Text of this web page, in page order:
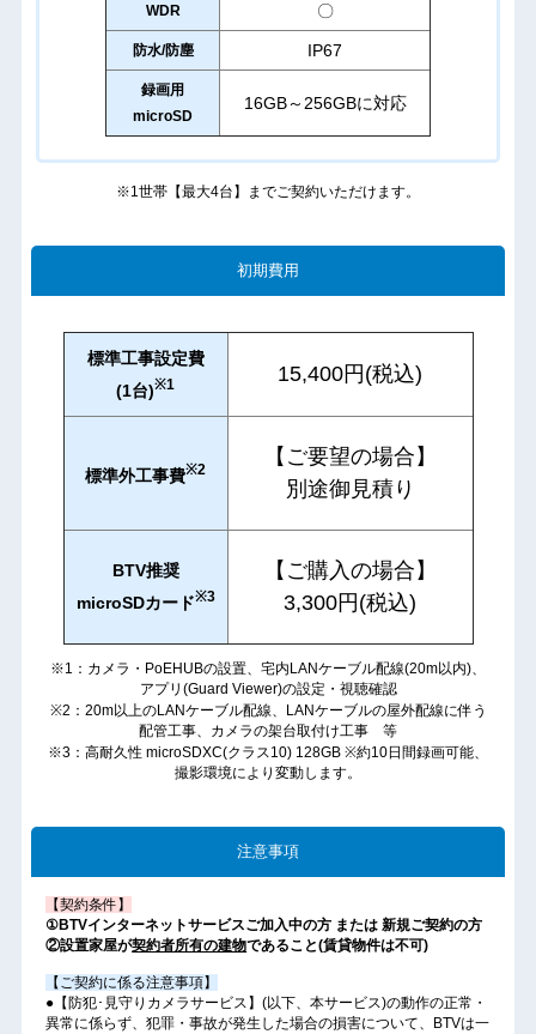
WDR 〇
防水/防塵 IP67
録画用
microSD
16GB～256GBに対応
※1世帯【最大4台】までご契約いただけます。
初期費用
標準工事設定費
(1台)※1 15,400円(税込)
標準外工事費※2
【ご要望の場合】
別途御見積り
BTV推奨
microSDカード※3
【ご購入の場合】
3,300円(税込)
※1：カメラ・PoEHUBの設置、宅内LANケーブル配線(20m以内)、
アプリ(Guard Viewer)の設定・視聴確認
※2：20m以上のLANケーブル配線、LANケーブルの屋外配線に伴う
配管工事、カメラの架台取付け工事 等
※3：高耐久性 microSDXC(クラス10) 128GB ※約10日間録画可能、
撮影環境により変動します。
注意事項
【契約条件】
①BTVインターネットサービスご加入中の方 または 新規ご契約の方
②設置家屋が契約者所有の建物であること(賃貸物件は不可)
【ご契約に係る注意事項】
●【防犯･見守りカメラサービス】(以下、本サービス)の動作の正常・
異常に係らず、犯罪・事故が発生した場合の損害について、BTVは一